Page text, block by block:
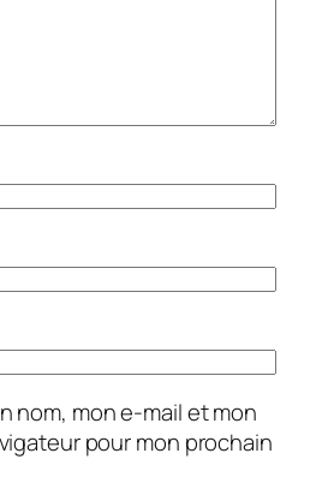
nom, mon e-mail et mon
pour mon prochain